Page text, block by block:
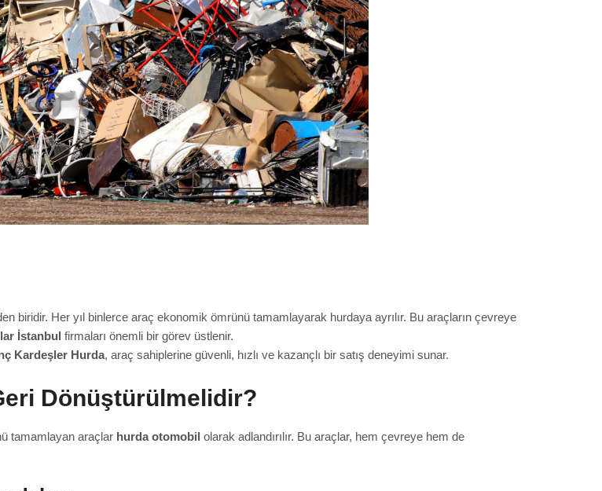
biridir. Her yıl binlerce araç ekonomik ömrünü tamamlayarak hurdaya ayrılır. Bu araçların çevreye
İstanbul firmaları önemli bir görev üstlenir.
Kardeşler Hurda, araç sahiplerine güvenli, hızlı ve kazançlı bir satış deneyimi sunar.
Dönüştürülmelidir?
tamamlayan araçlar hurda otomobil olarak adlandırılır. Bu araçlar, hem çevreye hem de